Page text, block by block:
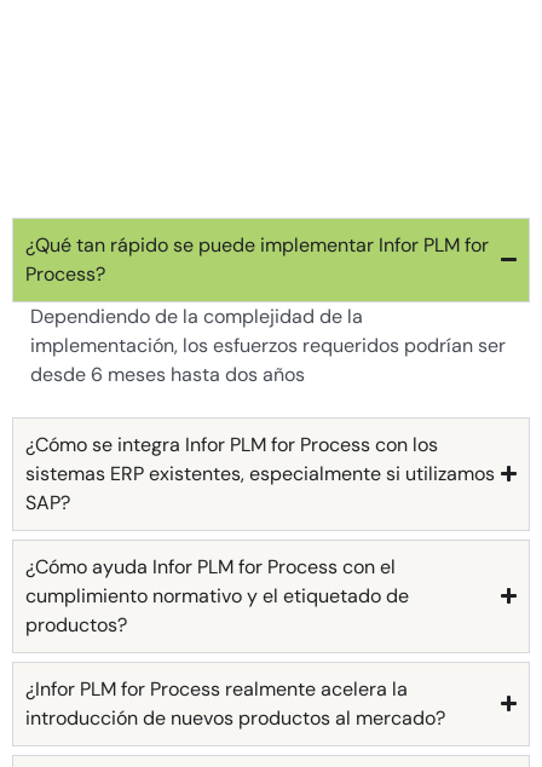
¿Qué tan rápido se puede implementar Infor PLM for
Process?
Dependiendo de la complejidad de la
implementación, los esfuerzos requeridos podrían ser
desde 6 meses hasta dos años
¿Cómo se integra Infor PLM for Process con los
sistemas ERP existentes, especialmente si utilizamos
SAP?
¿Cómo ayuda Infor PLM for Process con el
cumplimiento normativo y el etiquetado de
productos?
¿Infor PLM for Process realmente acelera la
introducción de nuevos productos al mercado?